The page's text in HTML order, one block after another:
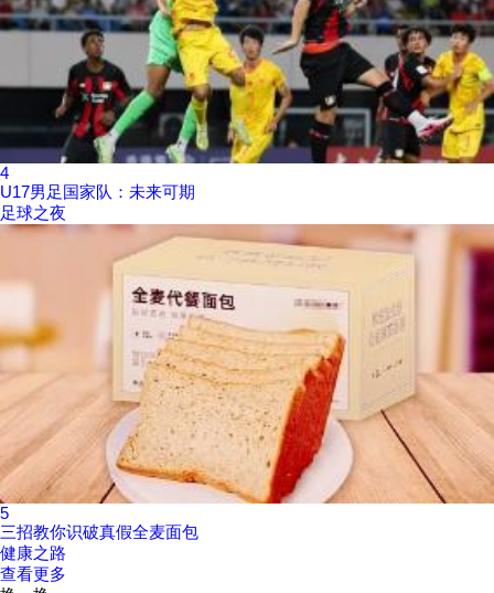
4
U17男足国家队：未来可期
足球之夜
5
三招教你识破真假全麦面包
健康之路
查看更多